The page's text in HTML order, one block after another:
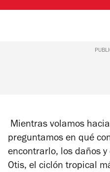
Mientras volamos
preguntamos en qué
encontrarlo, los daños
Otis, el ciclón tropical